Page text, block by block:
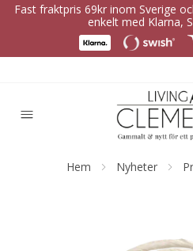
Fast fraktpris 69kr inom Sverige
enkelt med Klarna,
Hem Nyheter